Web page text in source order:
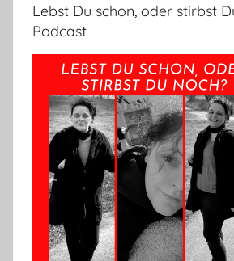
Lebst Du schon, oder stirbst
Podcast